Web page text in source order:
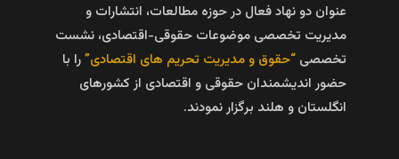
عنوان دو نهاد فعال در حوزه مطالعات، انتشارات و
مدیریت تخصصی موضوعات حقوقی-اقتصادی، نشست
تخصصی “حقوق و مدیریت تحریم های اقتصادی”را با
حضور اندیشمندان حقوقی و اقتصادی از کشورهای
انگلستان و هلند برگزار نمودند.